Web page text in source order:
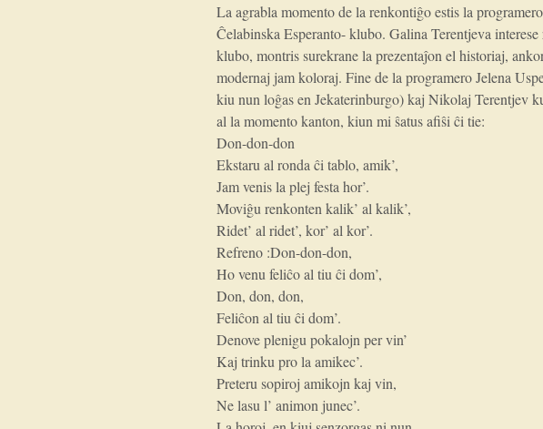
La agrabla momento de la renkontiĝo estis la
Ĉelabinska Esperanto- klubo. Galina Terentjeva
klubo, montris surekrane la prezentaĵon el historiaj,
modernaj jam koloraj. Fine de la programero Jelena
kiu nun loĝas en Jekaterinburgo) kaj Nikolaj Terentjev
al la momento kanton, kiun mi ŝatus afiŝi ĉi tie:
Don-don-don
Ekstaru al ronda ĉi tablo, amik’,
Jam venis la plej festa hor’.
Moviĝu renkonten kalik’ al kalik’,
Ridet’ al ridet’, kor’ al kor’.
Refreno :Don-don-don,
Ho venu feliĉo al tiu ĉi dom’,
Don, don, don,
Feliĉon al tiu ĉi dom’.
Denove plenigu pokalojn per vin’
Kaj trinku pro la amikec’.
Preteru sopiroj amikojn kaj vin,
Ne lasu l’ animon junec’.